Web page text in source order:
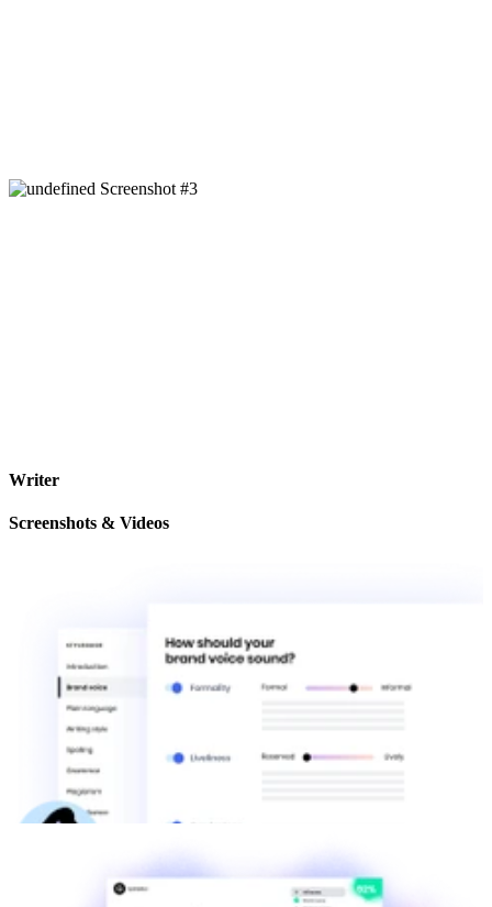
Writer
Screenshots & Videos